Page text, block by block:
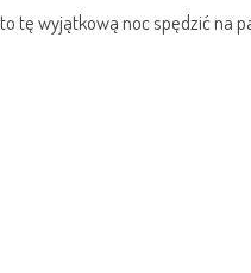
tę wyjątkową noc spędzić na